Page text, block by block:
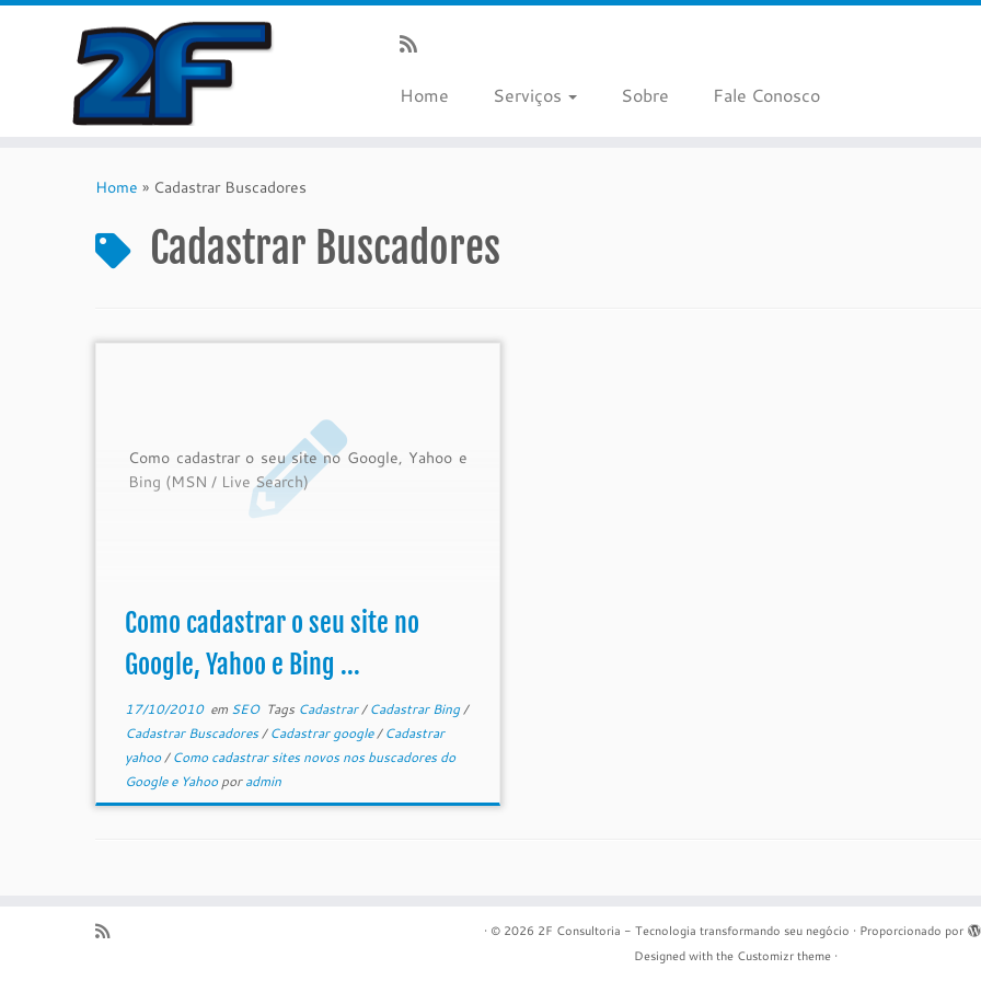
Home Serviços Sobre Fale Conosco
Home » Cadastrar Buscadores
Cadastrar Buscadores
Como cadastrar o seu site no Google, Yahoo e
Bing (MSN / Live Search)
Como cadastrar o seu site no
Google, Yahoo e Bing ...
17/10/2010em SEO Tags Cadastrar/Cadastrar Bing/
Cadastrar Buscadores/Cadastrar google/Cadastrar
yahoo/Como cadastrar sites novos nos buscadores do
Google e Yahooporadmin
· © 2026 2F Consultoria - Tecnologia transformando seu negócio · Proporcionado por
Designed with the Customizr theme ·